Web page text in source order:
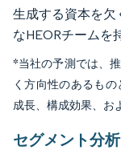
生成する資本を欠
なHEORチームを
*当社の予測では、
く方向性のあるも
成長、構成効果、お
セグメント分析